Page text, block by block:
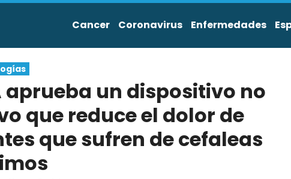
Cancer Coronavirus Enfermedades
aprueba un dispositivo no
que reduce el dolor de
que sufren de cefaleas